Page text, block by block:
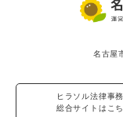
名古屋
ヒラソル法律事
総合サイトはこ